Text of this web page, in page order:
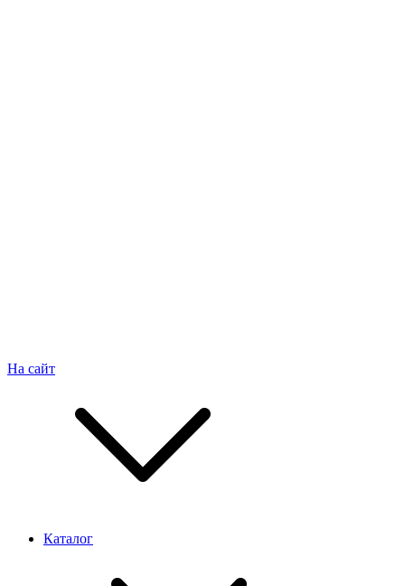
На сайт
Каталог